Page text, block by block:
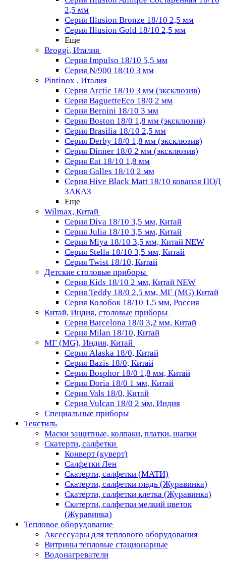
2,5 мм
Серия Illusion Bronze 18/10 2,5 мм
Серия Illusion Gold 18/10 2,5 мм
Еще
Broggi, Италия
Серия Impulso 18/10 5,5 мм
Серия N/900 18/10 3 мм
Pintinox , Италия
Серия Arctic 18/10 3 мм (эксклюзив)
Серия BaguetteEco 18/0 2 мм
Серия Bernini 18/10 3 мм
Серия Boston 18/0 1,8 мм (эксклюзив)
Серия Brasilia 18/10 2,5 мм
Серия Derby 18/0 1,8 мм (эксклюзив)
Серия Dinner 18/0 2 мм (эксклюзив)
Серия Eat 18/10 1,8 мм
Серия Galles 18/10 2 мм
Серия Hive Black Matt 18/10 кованая ПОД
ЗАКАЗ
Еще
Wilmax, Китай
Серия Diva 18/10 3,5 мм, Китай
Серия Julia 18/10 3,5 мм, Китай
Серия Miya 18/10 3,5 мм, Китай NEW
Серия Stella 18/10 3,5 мм, Китай
Серия Twist 18/10, Китай
Детские столовые приборы
Серия Kids 18/10 2 мм, Китай NEW
Серия Teddy 18/0 2,5 мм, МГ (MG) Китай
Серия Колобок 18/10 1,5 мм, Россия
Китай, Индия, столовые приборы
Серия Barcelona 18/0 3,2 мм, Китай
Серия Milan 18/10, Китай
МГ (MG), Индия, Китай
Серия Alaska 18/0, Китай
Серия Bazis 18/0, Китай
Серия Bosphor 18/0 1,8 мм, Китай
Серия Doria 18/0 1 мм, Китай
Серия Vals 18/0, Китай
Серия Vulcan 18/0 2 мм, Индия
Специальные приборы
Текстиль
Маски защитные, колпаки, платки, шапки
Скатерти, салфетки
Конверт (куверт)
Салфетки Лен
Скатерти, салфетки (МАТИ)
Скатерти, салфетки гладь (Журавинка)
Скатерти, салфетки клетка (Журавинка)
Скатерти, салфетки мелкий цветок
(Журавинка)
Тепловое оборудование
Аксессуары для теплового оборудования
Витрины тепловые стационарные
Водонагреватели